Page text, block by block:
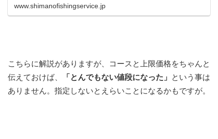
www.shimanofishingservice.jp
こちらに解説がありますが、コースと上限価格をちゃんと
伝えておけば、
「とんでもない値段になった」
という事は
ありません。指定しないとえらいことになるかもですが。